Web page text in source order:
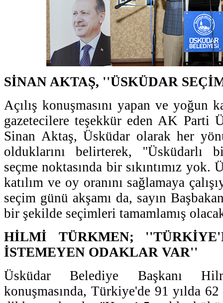
SİNAN AKTAŞ, ''ÜSKÜDAR
Açılış konuşmasını yapan ve yoğun
gazetecilere teşekkür eden AK Parti
Sinan Aktaş, Üsküdar olarak her
olduklarını belirterek, ''Üsküdarlı
seçme noktasında bir sıkıntımız yok.
katılım ve oy oranını sağlamaya
seçim günü akşamı da, sayın
bir şekilde seçimleri tamamlamış
HİLMİ TÜRKMEN;
İSTEMEYEN ODAKLAR VAR''
Üsküdar Belediye Başkanı
konuşmasında, Türkiye'de 91 yılda